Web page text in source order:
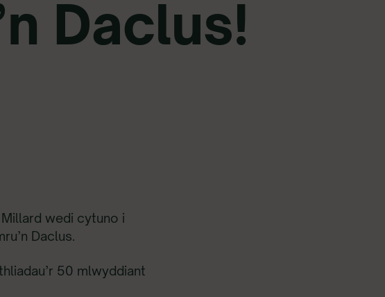
Daclus!
wedi cytuno i
Daclus.
50 mlwyddiant